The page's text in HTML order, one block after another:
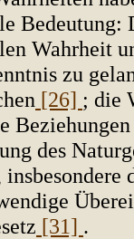
Wahrheit
zu
[26] ; die
des
insbesondere
[31] .